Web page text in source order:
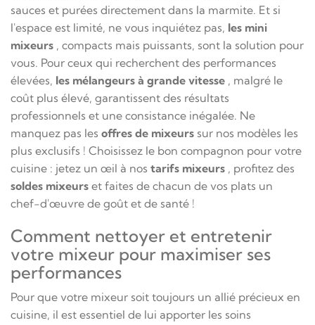
sauces et purées directement dans la marmite. Et si
l'espace est limité, ne vous inquiétez pas, les mini
mixeurs , compacts mais puissants, sont la solution pour
vous. Pour ceux qui recherchent des performances
élevées, les mélangeurs à grande vitesse , malgré le
coût plus élevé, garantissent des résultats
professionnels et une consistance inégalée. Ne
manquez pas les offres de mixeurs sur nos modèles les
plus exclusifs ! Choisissez le bon compagnon pour votre
cuisine : jetez un œil à nos tarifs mixeurs , profitez des
soldes mixeurs et faites de chacun de vos plats un
chef-d'œuvre de goût et de santé !
Comment nettoyer et entretenir
votre mixeur pour maximiser ses
performances
Pour que votre mixeur soit toujours un allié précieux en
cuisine, il est essentiel de lui apporter les soins